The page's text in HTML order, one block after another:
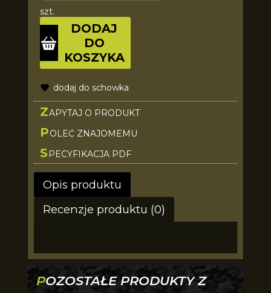
szt.
DODAJ
DO
KOSZYKA
dodaj do schowka
ZAPYTAJ O PRODUKT
POLEĆ ZNAJOMEMU
S PECYFIKACJA PDF
Opis produktu
Recenzje produktu (0)
POZOSTAŁE PRODUKTY Z